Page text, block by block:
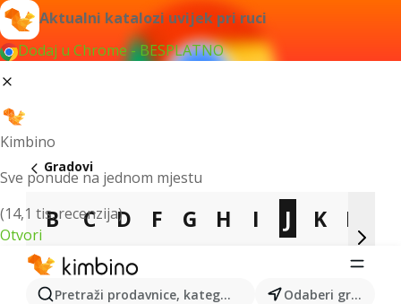
Aktualni katalozi uvijek pri ruci
Dodaj u Chrome - BESPLATNO
Kimbino
Sve ponude na jednom mjestu
(14,1 tis. recenzija)
Otvori
Pretraži prodavnice, kategorije, proizvode... Odaberi grad
Gradovi
B C D F G H I J K
L
M
N O